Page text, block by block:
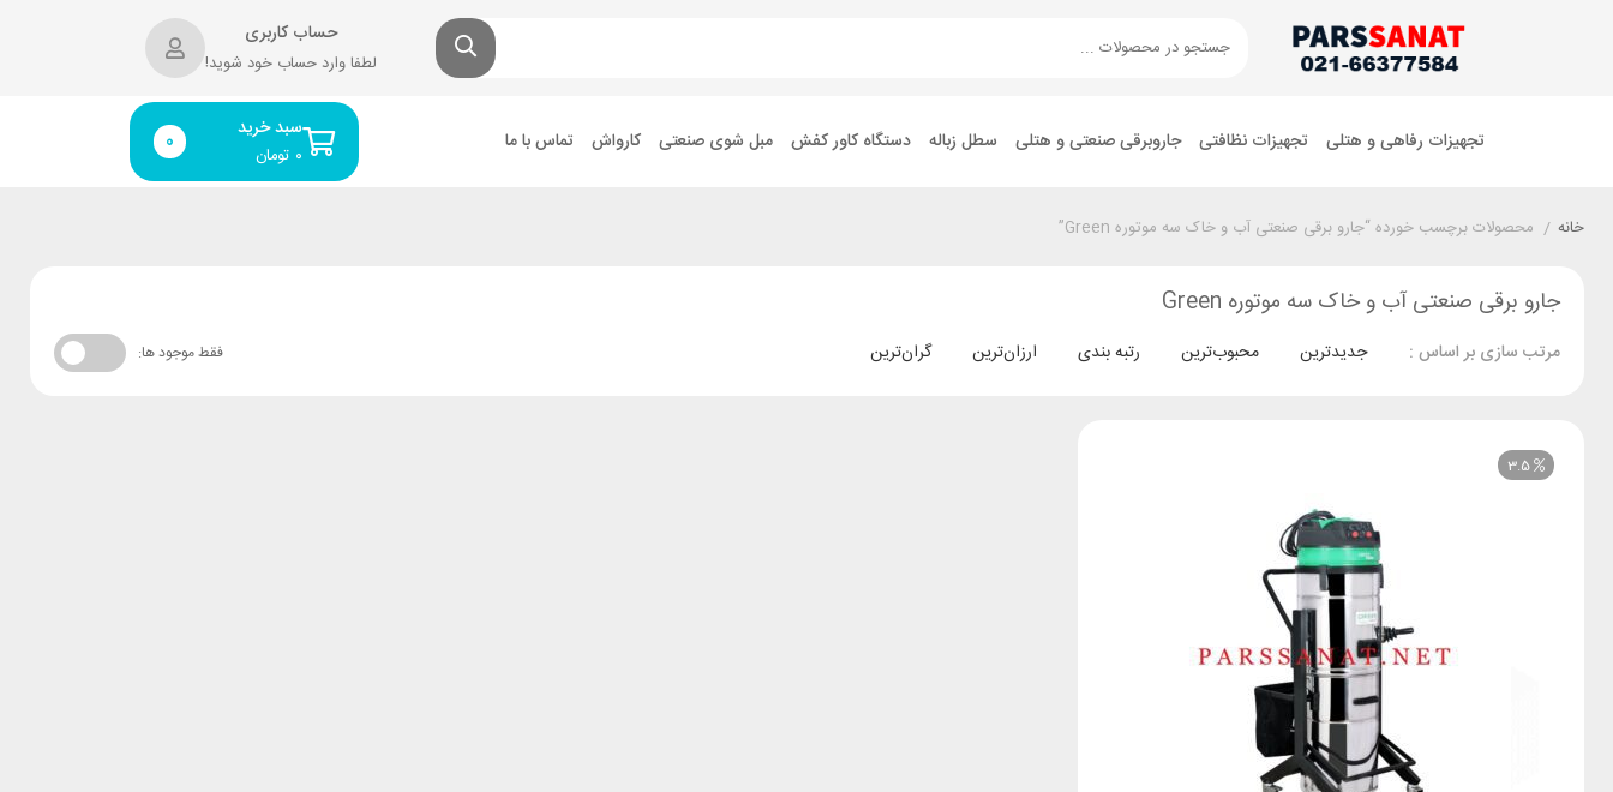
حساب کاربری
لطفا وارد حساب خود شوید!
تجهیزات رفاهی و هتلی تجهیزات نظافتی جاروبرقی صنعتی و هتلی سطل زباله دستگاه کاور کفش مبل شوی صنعتی کارواش تماس با ما سبد خرید
تومان ۰ 0
خانه / محصولات برچسب خورده “جارو برقی صنعتی آب و خاک سه موتوره Green”
جارو برقی صنعتی آب و خاک سه موتوره Green
مرتب سازی بر اساس : جدیدترین محبوب‌ترین رتبه بندی ارزان‌ترین گران‌ترین فقط موجود ها:
3.5